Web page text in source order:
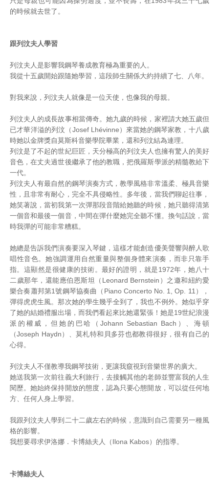
的時候就去世了。
跟列汶夫人學習
列汶夫人是影響我鋼琴養成教育極為重要的人。
我從十五歲開始跟隨她學習，這段師生關係大約持續了七、八年。
對我來說，列汶夫人就像是一位天使，也像我的母親。
列汶夫人的成長故事相當傳奇。她九歲的時候，家裡請大她五歲但
已才華洋溢的列汶（Josef Lhévinne）來當她的鋼琴家教，十八歲
時她以金牌獎自莫斯科音樂學院畢業，還和列汶結為連理。
列汶是了不起的世紀巨匠，天分極高的列汶夫人也擁有驚人的美好
音色，在丈夫過世後繼承了他的教職，把俄羅斯學派的精髓教給下
一代。
列汶夫人有最自然的鋼琴演奏方式，教學風格非常溫柔、極具音樂
性，且非常有耐心，完全不具侵略性。多年後，當我們聊起往事，
她笑著說，當初我第一次彈那段音階給她聽的時候，她只聽得清第
一個音和最後一個音，中間在彈什麼她完全聽不懂。換句話說，當
時我彈的可能非常糟糕。
她總是告訴我們演奏要深入琴鍵，這樣才能創造優美聲響與醉人歌
唱性音色。她強調運用自然重量與整個身體來演奏，而非只靠手
指。這顯然是很健康的技術。最好的證明，就是1972年，她八十
二歲那年，還能應伯恩斯坦（Leonard Bernstein）之邀和紐約愛
樂合奏蕭邦第1號鋼琴協奏曲（Piano Concerto No. 1, Op. 11），
彈得虎虎生風。那次她的學生幾乎全到了，我也不例外。她似乎穿
了她的結婚禮服出場，而我們看起來比她還緊張！她是19世紀浪漫
派的權威，但她的巴哈（Johann Sebastian Bach）、海頓
（Joseph Haydn）、莫札特和貝多芬也都教得很好，很有自己的
心得。
列汶夫人不僅教導我鋼琴技術，更讓我窺視到音樂世界的廣大。
她送我第一次前往義大利旅行，去接觸其他的老師並豐富我的人生
閱歷。她始終保持開放的態度，認為只要心態開放，可以從任何地
方、任何人身上學習。
我跟列汶夫人學到二十二歲左右的時候，意識到自己需要另一種風
格的影響。
我想要尋求伊洛娜．卡博絲夫人（Ilona Kabos）的指導。
卡博絲夫人